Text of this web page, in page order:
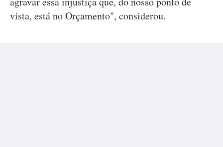
vista, está no Orçamento", considerou.